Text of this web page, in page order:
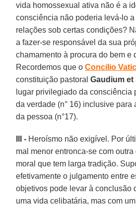
vida homossexual ativa não é a
consciência não poderia levá-lo
relações sob certas condições?
a fazer-se responsável da sua
chamamento à procura do bem e
Recordemos que oConcilio
constituição pastoralGaudium et
lugar privilegiado da consciência
da verdade (n° 16) inclusive para
da pessoa (n°17).
III - Heroísmo não exigível. Por
mal menor entronca-se com
moral que tem larga tradição.
efetivamente o julgamento entre
objetivos pode levar à conclusão
uma vida celibatária, mas com